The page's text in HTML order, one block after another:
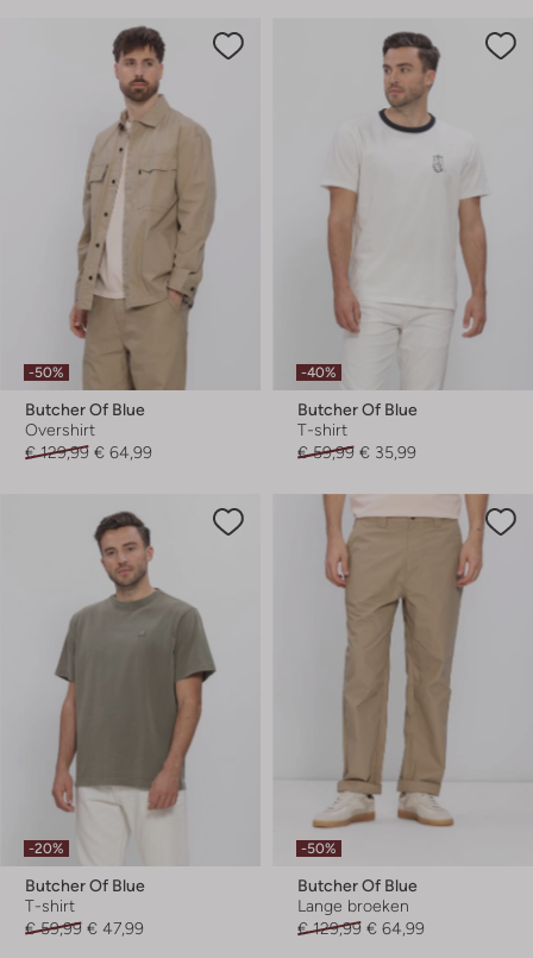
-50%
Butcher Of Blue
Overshirt
€ 129,99 € 64,99
-40%
Butcher Of Blue
T-shirt
€ 59,99 € 35,99
-20%
Butcher Of Blue
T-shirt
€ 59,99 € 47,99
-50%
Butcher Of Blue
Lange broeken
€ 129,99 € 64,99